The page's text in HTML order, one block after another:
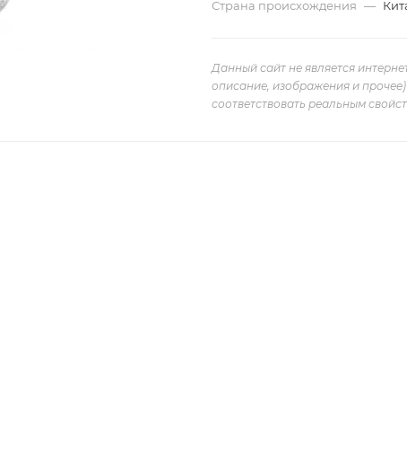
Страна происхождения —
Данный сайт не является
описание, изображения и
соответствовать реальным